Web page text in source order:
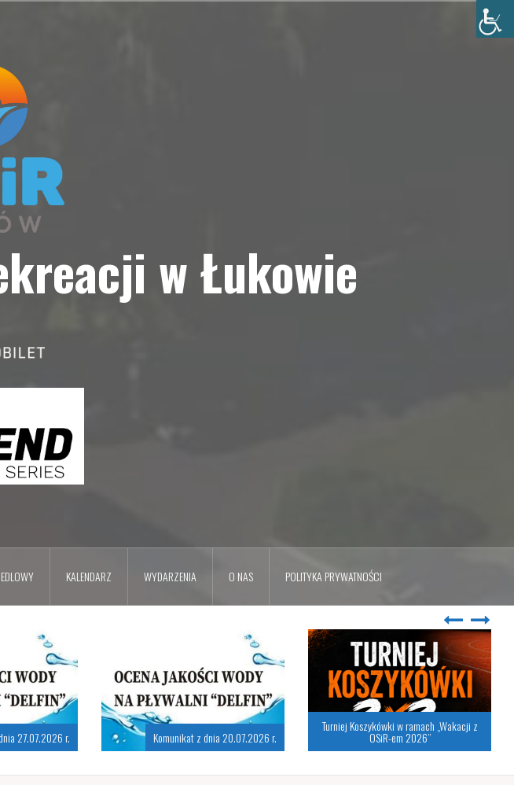
w Łukowie
KALENDARZ WYDARZENIA O NAS POLITYKA PRYWATNOŚCI
27.07.2026 r. Komunikat z dnia 20.07.2026 r.
Turniej Koszykówki w ramach „Wakacji z
OSiR-em 2026”